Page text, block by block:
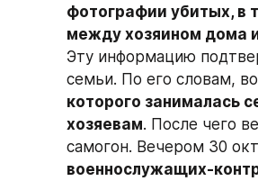
фотографии убитых, в
между хозяином дома
Эту информацию
семьи. По его словам,
которого занималась
хозяевам. После чего
самогон. Вечером 30
военнослужащих-